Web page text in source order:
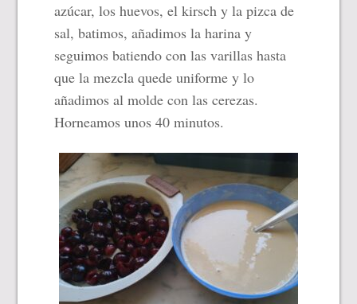
azúcar, los huevos, el kirsch y la pizca de
sal, batimos, añadimos la harina y
seguimos batiendocon las varillas hasta
que la mezcla quede uniformey lo
añadimos al molde con las cerezas.
Horneamos unos 40 minutos.